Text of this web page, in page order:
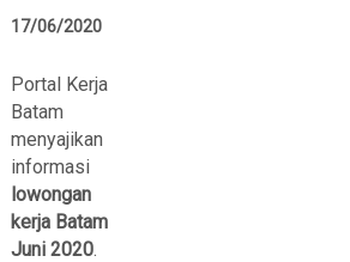
17/06/2020
Portal Kerja
Batam
menyajikan
informasi
lowongan
kerja Batam
Juni 2020.